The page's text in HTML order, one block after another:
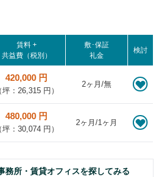
賃料 +
共益費（税別）
敷･保証
礼金
検討
420,000 円
坪：26,315 円）
2ヶ月/無
480,000 円
坪：30,074 円）
2ヶ月/1ヶ月
務所・賃貸オフィスを探してみる